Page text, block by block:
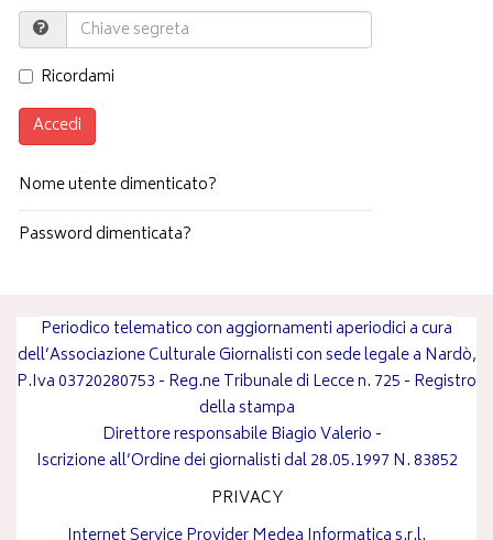
Ricordami
Accedi
Nome utente dimenticato?
Password dimenticata?
Periodico telematico con aggiornamenti aperiodici a cura
dell’Associazione Culturale Giornalisti con sede legale a Nardò,
P.Iva 03720280753 - Reg.ne Tribunale di Lecce n. 725 - Registro
della stampa
Direttore responsabileBiagio Valerio -
Iscrizione all’Ordine dei giornalisti dal 28.05.1997 N. 83852
PRIVACY